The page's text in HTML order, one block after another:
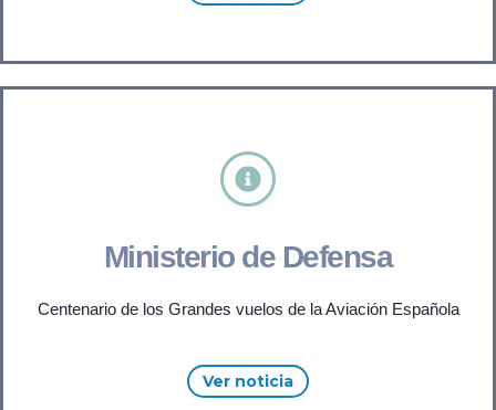
Ministerio de Defensa
Centenario de los Grandes vuelos de la Aviación Española
Ver noticia